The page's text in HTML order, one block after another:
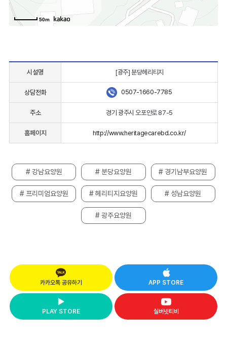
50m
시설명 [광주] 분당헤리티지
상담전화 0507-1660-7785
주소 경기 광주시 오포안로 87-5
홈페이지 http://www.heritagecarebd.co.kr/
# 강남요양원 # 분당요양원 # 경기남부요양원
# 프리미엄요양원 # 헤리티지요양원 # 성남요양원
# 광주요양원
카카오톡 공유하기 APP STORE
PLAY STORE 실버넷티비